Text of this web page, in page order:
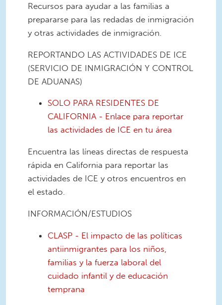
Recursos para ayudar a las familias a
prepararse para las redadas de inmigración
y otras actividades de inmigración.
REPORTANDO LAS ACTIVIDADES DE ICE
(SERVICIO DE INMIGRACIÓN Y CONTROL
DE ADUANAS)
SOLO PARA RESIDENTES DE
CALIFORNIA - Enlace para reportar
las actividades de ICE en tu área
Encuentra las líneas directas de respuesta
rápida en California para reportar las
actividades de ICE y otros encuentros en
el estado.
INFORMACIÓN/ESTUDIOS
CLASP - El impacto de las políticas
antiinmigrantes para los niños,
familias y la fuerza laboral del
cuidado infantil y de educación
temprana